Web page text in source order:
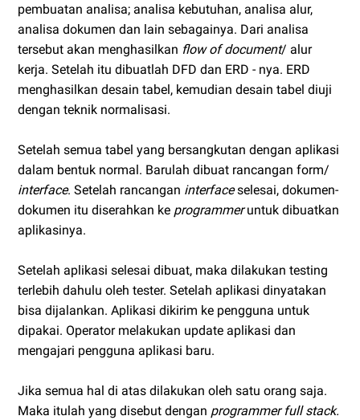
pembuatan analisa; analisa kebutuhan, analisa alur,
analisa dokumen dan lain sebagainya. Dari analisa
tersebut akan menghasilkan flow of document/ alur
kerja. Setelah itu dibuatlah DFD dan ERD - nya. ERD
menghasilkan desain tabel, kemudian desain tabel diuji
dengan teknik normalisasi.
Setelah semua tabel yang bersangkutan dengan aplikasi
dalam bentuk normal. Barulah dibuat rancangan form/
interface. Setelah rancangan interfaceselesai, dokumen-
dokumen itu diserahkan ke programmeruntuk dibuatkan
aplikasinya.
Setelah aplikasi selesai dibuat, maka dilakukan testing
terlebih dahulu oleh tester. Setelah aplikasi dinyatakan
bisa dijalankan. Aplikasi dikirim ke pengguna untuk
dipakai. Operator melakukan update aplikasi dan
mengajari pengguna aplikasi baru.
Jika semua hal di atas dilakukan oleh satu orang saja.
Maka itulah yang disebut dengan programmer full stack.